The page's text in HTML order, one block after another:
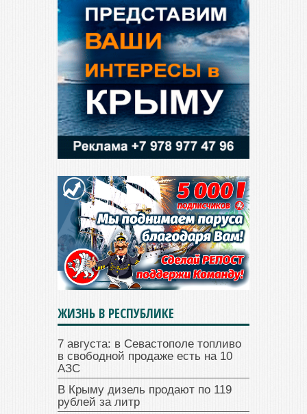
ЖИЗНЬ В РЕСПУБЛИКЕ
7 августа: в Севастополе топливо
в свободной продаже есть на 10
АЗС
В Крыму дизель продают по 119
рублей за литр